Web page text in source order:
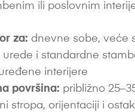
ili poslovnim
za: dnevne sobe, veće
urede i standardne
interijere
površina: približno
stropa, orijentaciji i